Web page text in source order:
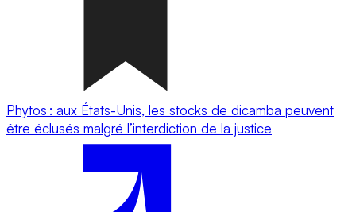
Phytos : aux États-Unis, les stocks de dicamba peuvent
être éclusés malgré l’interdiction de la justice